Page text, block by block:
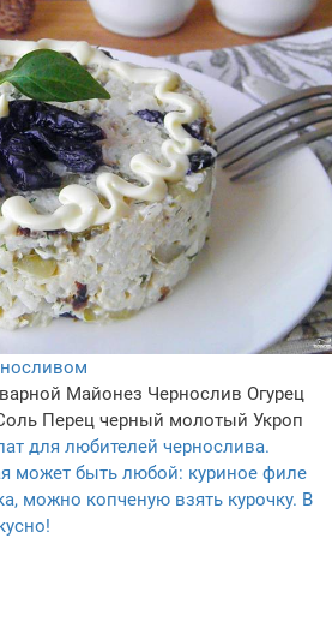
Майонез Чернослив Огурец
Перец черный молотый Укроп
для любителей чернослива.
может быть любой: куриное филе
можно копченую взять курочку. В